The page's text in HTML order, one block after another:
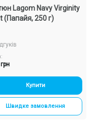
Lagom Navy Virginity
(Папайя, 250 г)
Купити
Швидке замовлення